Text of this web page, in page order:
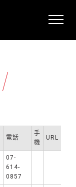
電話
手
機
URL
07-
614-
0857